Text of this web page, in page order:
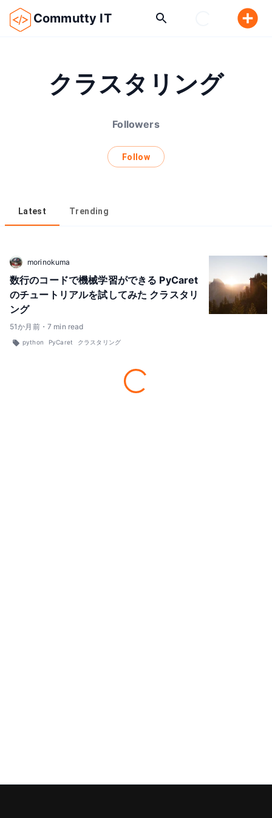
Commutty IT
クラスタリング
Followers
Follow
Latest Trending
morinokuma
数行のコードで機械学習ができる PyCaret
のチュートリアルを試してみた クラスタリ
ング
51か月前・ 7 min read
python PyCaret クラスタリング